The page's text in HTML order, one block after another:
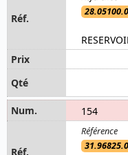
154